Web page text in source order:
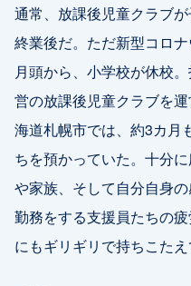
通常、放課後児童クラブ
終業後だ。ただ新型コロ
月頭から、小学校が休校
営の放課後児童クラブを
海道札幌市では、約3カ月
ちを預かっていた。十分
や家族、そして自分自身
勤務をする支援員たちの
にもギリギリで持ちこたえ